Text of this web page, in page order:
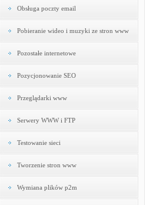
Obsługa poczty email
Pobieranie wideo i muzyki ze stron www
Pozostałe internetowe
Pozycjonowanie SEO
Przeglądarki www
Serwery WWW i FTP
Testowanie sieci
Tworzenie stron www
Wymiana plików p2m